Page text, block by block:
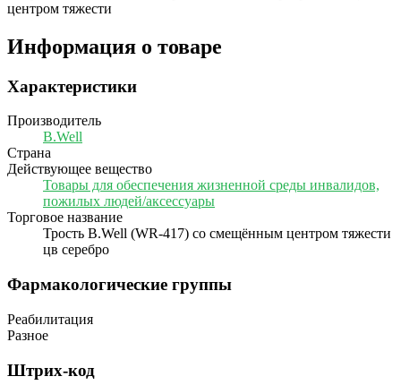
Информация о товаре
Характеристики
Производитель
B.Well
Страна
Действующее вещество
Товары для обеспечения жизненной среды инвалидов,
пожилых людей/аксессуары
Торговое название
Трость B.Well (WR-417) со смещённым центром тяжести
цв серебро
Фармакологические группы
Реабилитация
Разное
Штрих-код